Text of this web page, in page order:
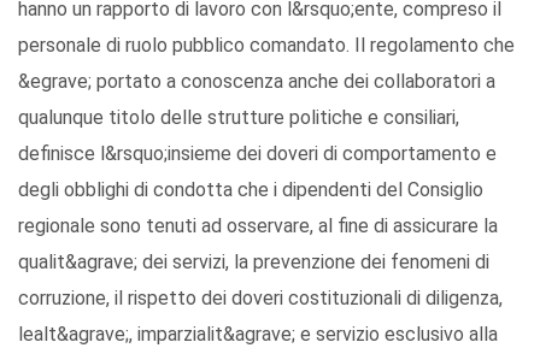
hanno un rapporto di lavoro con l&rsquo;ente, compreso il
personale di ruolo pubblico comandato. Il regolamento che
&egrave; portato a conoscenza anche dei collaboratori a
qualunque titolo delle strutture politiche e consiliari,
definisce l&rsquo;insieme dei doveri di comportamento e
degli obblighi di condotta che i dipendenti del Consiglio
regionale sono tenuti ad osservare, al fine di assicurare la
qualit&agrave; dei servizi, la prevenzione dei fenomeni di
corruzione, il rispetto dei doveri costituzionali di diligenza,
lealt&agrave;, imparzialit&agrave; e servizio esclusivo alla